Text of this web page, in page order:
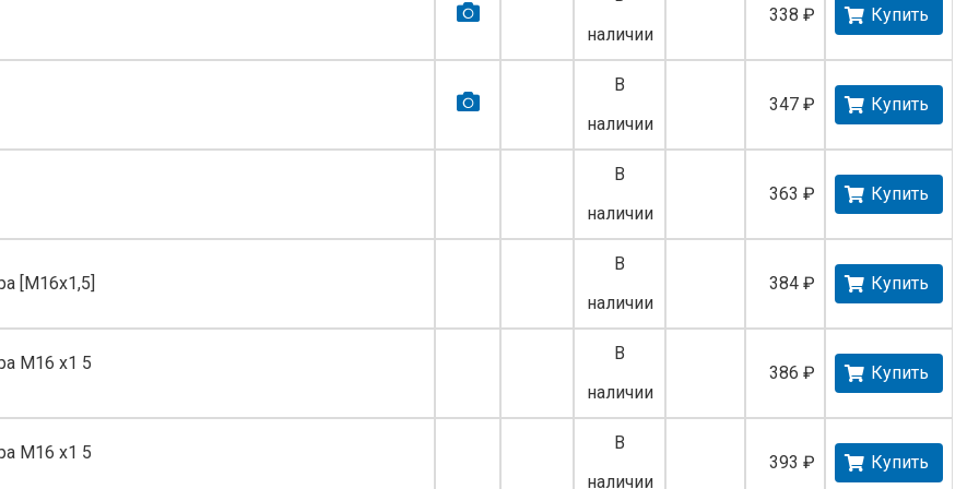
наличии
338 ₽ Купить
В
наличии
347 ₽ Купить
В
наличии
363 ₽ Купить
[M16x1,5]
В
наличии
384 ₽ Купить
М16 х1 5
В
наличии
386 ₽ Купить
М16 х1 5
В
наличии
393 ₽ Купить